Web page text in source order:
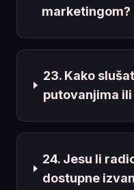
marketingom?
23. Kako
putovanjima
24. Jesu li
dostupne